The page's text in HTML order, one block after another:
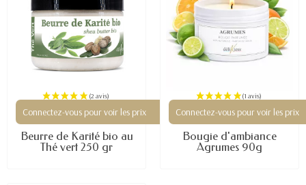
Connectez-vous pour voir les prix
Beurre de Karité bio au
Thé vert 250 gr
Connectez-vous pour voir les prix
Bougie d'ambiance
Agrumes 90g